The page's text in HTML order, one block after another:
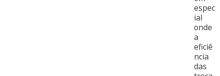
espec
ial
onde
a
eficiê
ncia
das